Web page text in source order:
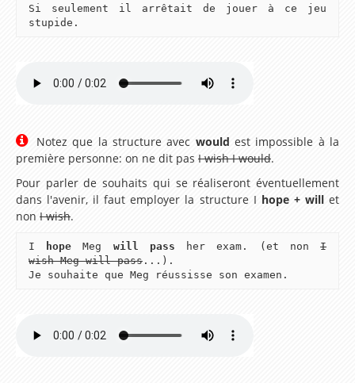
Ressources d'Anglais pour les Classes de niveau CP
Ressources d'Anglais pour les Classes de niveau
Ressources d'Anglais pour les Classes de niveau
CM1
Ressources d'Anglais pour les Classes de niveau
CM2
Ressources d'Anglais pour les Classes de niveau
6ème
Ressources d'Anglais pour les Classes de niveau
Si seulement il arrêtait de jouer à ce jeu
stupide.
Notez que la structure avec would est impossible à la
première personne: on ne dit pas I wish I would.
Pour parler de souhaits qui se réaliseront éventuellement
dans l'avenir, il faut employer la structure I hope + willet
non I wish.
I hope Meg will pass her exam. (et nonI
wish Meg will pass ...).
Je souhaite que Meg réussisse son examen.